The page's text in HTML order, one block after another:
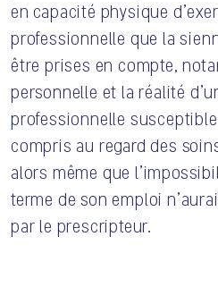
en capacité physique
professionnelle que la
être prises en compte,
personnelle et la réalité
professionnelle
compris au regard des
alors même que
terme de son emploi
par le prescripteur.